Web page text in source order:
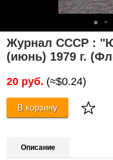
Журнал СССР :
(июнь) 1979 г.
20 руб. (≈$0.24)
В корзину
Описание